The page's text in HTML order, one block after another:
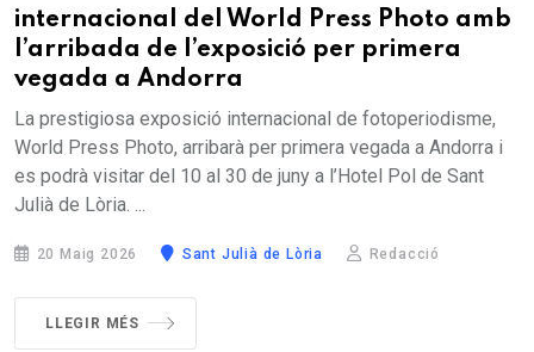
internacional del World Press Photo amb
l’arribada de l’exposició per primera
vegada a Andorra
La prestigiosa exposició internacional de fotoperiodisme,
World Press Photo, arribarà per primera vegada a Andorra i
es podrà visitar del 10 al 30 de juny a l’Hotel Pol de Sant
Julià de Lòria. ...
20 Maig 2026 Sant Julià de Lòria Redacció
LLEGIR MÉS